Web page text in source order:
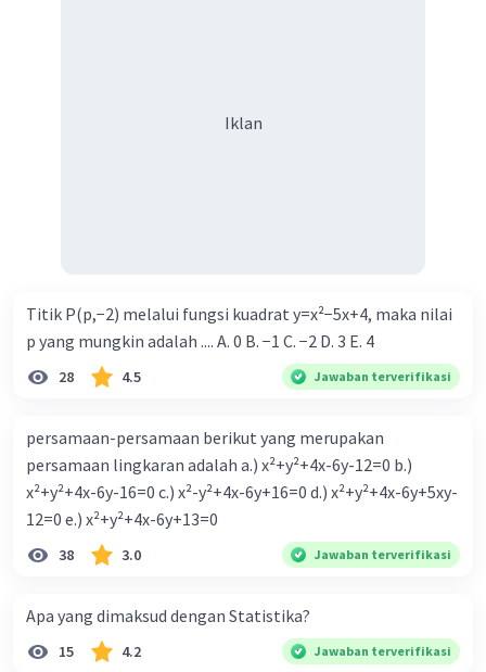
Iklan
Titik P(p,−2) melalui fungsi kuadrat y=x²−5x+4, maka nilai
p yang mungkin adalah .... A. 0 B. −1 C. −2 D. 3 E. 4
28 4.5 Jawaban terverifikasi
persamaan-persamaan berikut yang merupakan
persamaan lingkaran adalah a.) x²+y²+4x-6y-12=0 b.)
x²+y²+4x-6y-16=0 c.) x²-y²+4x-6y+16=0 d.) x²+y²+4x-6y+5xy-
12=0 e.) x²+y²+4x-6y+13=0
38 3.0 Jawaban terverifikasi
Apa yang dimaksud dengan Statistika?
15 4.2 Jawaban terverifikasi